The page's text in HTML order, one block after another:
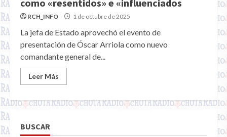
como «resentidos» e «influenciados
RCH_INFO 1 de octubre de 2025
La jefa de Estado aprovechó el evento de
presentación de Óscar Arriola como nuevo
comandante general de...
Leer Más
BUSCAR